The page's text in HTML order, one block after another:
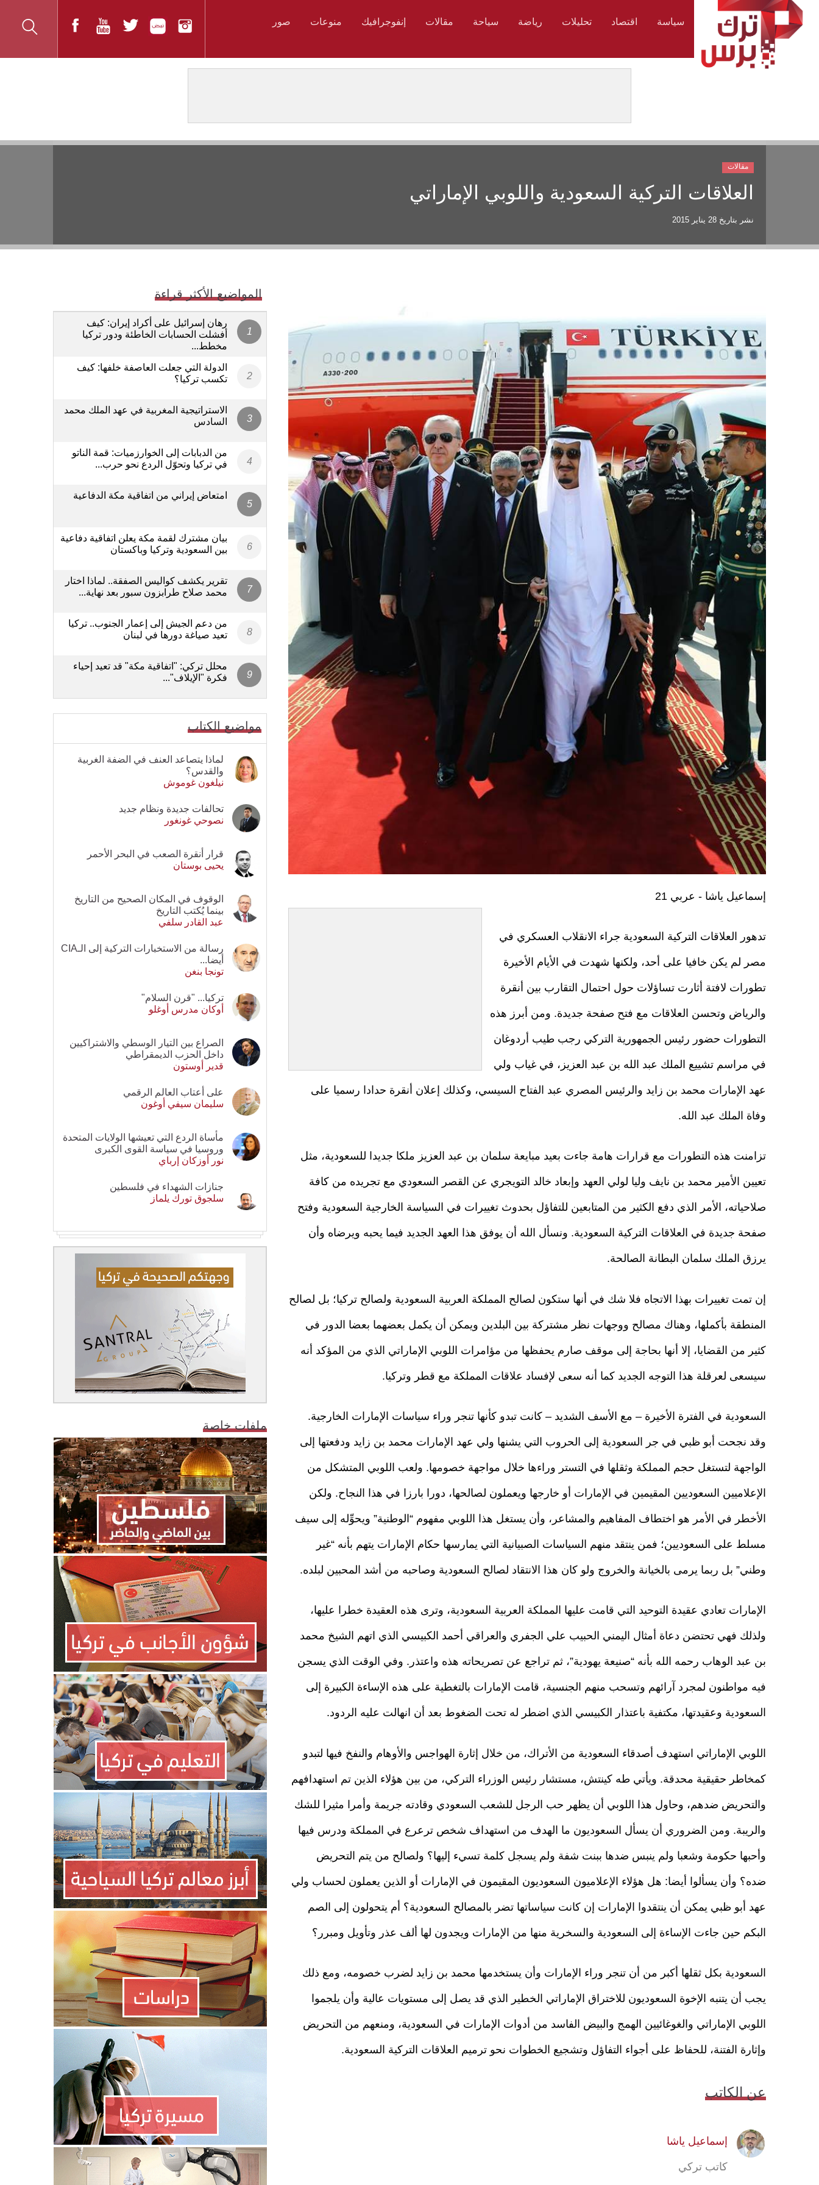
سياسة اقتصاد تحليلات رياضة سياحة مقالات إنفوجرافيك منوعات صور
العلاقات التركية السعودية واللوبي الإماراتي
نشر بتاريخ 28 يناير 2015
مقالات
إسماعيل ياشا - عربي 21
تدهور العلاقات التركية السعودية جراء الانقلاب العسكري في
مصر لم يكن خافيا على أحد، ولكنها شهدت في الأيام الأخيرة
تطورات لافتة أثارت تساؤلات حول احتمال التقارب بين أنقرة
والرياض وتحسن العلاقات مع فتح صفحة جديدة. ومن أبرز هذه
التطورات حضور رئيس الجمهورية التركي رجب طيب أردوغان
في مراسم تشييع الملك عبد الله بن عبد العزيز، في غياب ولي
عهد الإمارات محمد بن زايد والرئيس المصري عبد الفتاح السيسي، وكذلك إعلان أنقرة حدادا رسميا على
وفاة الملك عبد الله.
تزامنت هذه التطورات مع قرارات هامة جاءت بعيد مبايعة سلمان بن عبد العزيز ملكا جديدا للسعودية، مثل
تعيين الأمير محمد بن نايف وليا لولي العهد وإبعاد خالد التويجري عن القصر السعودي مع تجريده من كافة
صلاحياته، الأمر الذي دفع الكثير من المتابعين للتفاؤل بحدوث تغييرات في السياسة الخارجية السعودية وفتح
صفحة جديدة في العلاقات التركية السعودية. ونسأل الله أن يوفق هذا العهد الجديد فيما يحبه ويرضاه وأن
يرزق الملك سلمان البطانة الصالحة.
إن تمت تغييرات بهذا الاتجاه فلا شك في أنها ستكون لصالح المملكة العربية السعودية ولصالح تركيا؛ بل لصالح
المنطقة بأكملها، وهناك مصالح ووجهات نظر مشتركة بين البلدين ويمكن أن يكمل بعضهما بعضا الدور في
كثير من القضايا، إلا أنها بحاجة إلى موقف صارم يحفظها من مؤامرات اللوبي الإماراتي الذي من المؤكد أنه
سيسعى لعرقلة هذا التوجه الجديد كما أنه سعى لإفساد علاقات المملكة مع قطر وتركيا.
السعودية في الفترة الأخيرة – مع الأسف الشديد – كانت تبدو كأنها تنجر وراء سياسات الإمارات الخارجية.
وقد نجحت أبو ظبي في جر السعودية إلى الحروب التي يشنها ولي عهد الإمارات محمد بن زايد ودفعتها إلى
الواجهة لتستغل حجم المملكة وثقلها في التستر وراءها خلال مواجهة خصومها. ولعب اللوبي المتشكل من
الإعلاميين السعوديين المقيمين في الإمارات أو خارجها ويعملون لصالحها، دورا بارزا في هذا النجاح. ولكن
الأخطر في الأمر هو اختطاف المفاهيم والمشاعر، وأن يستغل هذا اللوبي مفهوم “الوطنية” ويحوِّله إلى سيف
مسلط على السعوديين؛ فمن ينتقد منهم السياسات الصبيانية التي يمارسها حكام الإمارات يتهم بأنه “غير
وطني” بل ربما يرمى بالخيانة والخروج ولو كان هذا الانتقاد لصالح السعودية وصاحبه من أشد المحبين لبلده.
الإمارات تعادي عقيدة التوحيد التي قامت عليها المملكة العربية السعودية، وترى هذه العقيدة خطرا عليها،
ولذلك فهي تحتضن دعاة أمثال اليمني الحبيب علي الجفري والعراقي أحمد الكبيسي الذي اتهم الشيخ محمد
بن عبد الوهاب رحمه الله بأنه “صنيعة يهودية”، ثم تراجع عن تصريحاته هذه واعتذر. وفي الوقت الذي يسجن
فيه مواطنون لمجرد آرائهم وتسحب منهم الجنسية، قامت الإمارات بالتغطية على هذه الإساءة الكبيرة إلى
السعودية وعقيدتها، مكتفية باعتذار الكبيسي الذي اضطر له تحت الضغوط بعد أن انهالت عليه الردود.
اللوبي الإماراتي استهدف أصدقاء السعودية من الأتراك، من خلال إثارة الهواجس والأوهام والنفخ فيها لتبدو
كمخاطر حقيقية محدقة. ويأتي طه كينتش، مستشار رئيس الوزراء التركي، من بين هؤلاء الذين تم استهدافهم
والتحريض ضدهم، وحاول هذا اللوبي أن يظهر حب الرجل للشعب السعودي وقادته جريمة وأمرا مثيرا للشك
والريبة. ومن الضروري أن يسأل السعوديون ما الهدف من استهداف شخص ترعرع في المملكة ودرس فيها
وأحبها حكومة وشعبا ولم ينبس ضدها ببنت شفة ولم يسجل كلمة تسيء إليها؟ ولصالح من يتم التحريض
ضده؟ وأن يسألوا أيضا: هل هؤلاء الإعلاميون السعوديون المقيمون في الإمارات أو الذين يعملون لحساب ولي
عهد أبو ظبي يمكن أن ينتقدوا الإمارات إن كانت سياساتها تضر بالمصالح السعودية؟ أم يتحولون إلى الصم
البكم حين جاءت الإساءة إلى السعودية والسخرية منها من الإمارات ويجدون لها ألف عذر وتأويل ومبرر؟
السعودية بكل ثقلها أكبر من أن تنجر وراء الإمارات وأن يستخدمها محمد بن زايد لضرب خصومه، ومع ذلك
يجب أن يتنبه الإخوة السعوديون للاختراق الإماراتي الخطير الذي قد يصل إلى مستويات عالية وأن يلجموا
اللوبي الإماراتي والغوغائيين الهمج والبيض الفاسد من أدوات الإمارات في السعودية، ومنعهم من التحريض
وإثارة الفتنة، للحفاظ على أجواء التفاؤل وتشجيع الخطوات نحو ترميم العلاقات التركية السعودية.
عن الكاتب
إسماعيل ياشا
كاتب تركي
المواضيع الأكثر قراءة
رهان إسرائيل على أكراد إيران: كيف
أفشلت الحسابات الخاطئة ودور تركيا
مخطط...
الدولة التي جعلت العاصفة خلفها: كيف
تكسب تركيا؟
الاستراتيجية المغربية في عهد الملك محمد
السادس
من الدبابات إلى الخوارزميات: قمة الناتو
في تركيا وتحوّل الردع نحو حرب...
امتعاض إيراني من اتفاقية مكة الدفاعية
بيان مشترك لقمة مكة يعلن اتفاقية دفاعية
بين السعودية وتركيا وباكستان
تقرير يكشف كواليس الصفقة.. لماذا اختار
محمد صلاح طرابزون سبور بعد نهاية...
من دعم الجيش إلى إعمار الجنوب.. تركيا
تعيد صياغة دورها في لبنان
محلل تركي: "اتفاقية مكة" قد تعيد إحياء
فكرة "الإيلاف"...
مواضيع الكتاب
لماذا يتصاعد العنف في الضفة الغربية
والقدس؟
نيلغون غوموش
تحالفات جديدة ونظام جديد
نصوحي غونغور
قرار أنقرة الصعب في البحر الأحمر
يحيى بوستان
الوقوف في المكان الصحيح من التاريخ
بينما يُكتب التاريخ
عبد القادر سلفي
رسالة من الاستخبارات التركية إلى الـCIA
أيضا...
تونجا بنغن
تركيا... "قرن السلام"
أوكان مدرس أوغلو
الصراع بين التيار الوسطي والاشتراكيين
داخل الحزب الديمقراطي
قدير أوستون
على أعتاب العالم الرقمي
سليمان سيفي أوغون
مأساة الردع التي تعيشها الولايات المتحدة
وروسيا في سياسة القوى الكبرى
نور أوزكان إرباي
جنازات الشهداء في فلسطين
سلجوق تورك يلماز
ملفات خاصة